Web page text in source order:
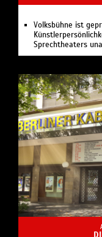
Volksbühne ist
Sprechtheaters